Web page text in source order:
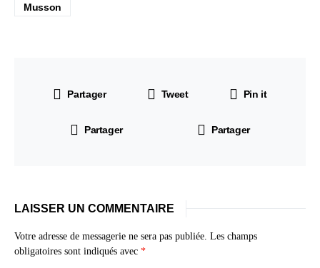
Musson
Partager Tweet Pin it
Partager Partager
LAISSER UN COMMENTAIRE
Votre adresse de messagerie ne sera pas publiée. Les champs
obligatoires sont indiqués avec *